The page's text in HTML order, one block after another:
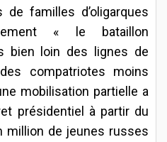
de familles d’oligarques
« le bataillon
bien loin des lignes de
compatriotes moins
mobilisation partielle a
présidentiel à partir du
million de jeunes russes